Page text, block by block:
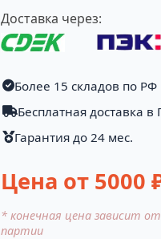
Доставка через:
Более 15 складов по РФ
Бесплатная доставка
Гарантия до 24 мес.
Цена от 5000
* конечная цена зависит
партии